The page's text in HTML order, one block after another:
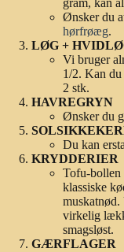
Ønsker du
hørfrøæg.
LØG +
Vi bruger
1/2. Kan
2 stk.
HAVREGRYN
Ønsker du
Du kan
KRYDDERIER
Tofu-bollen
klassiske
muskatnød.
virkelig
smagsløst.
GÆRFLAGER